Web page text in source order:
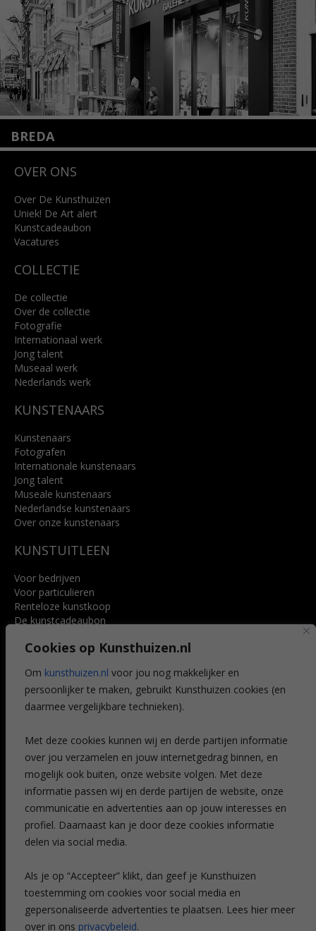
Cookies op Kunsthuizen.nl
Om kunsthuizen.nl voor jou nog makkelijker en
persoonlijker te maken, gebruikt Kunsthuizen cookies (en
daarmee vergelijkbare technieken).
Met deze cookies kunnen wij en derde partijen informatie
over jou verzamelen en jouw internetgedrag binnen, en
mogelijk ook buiten, onze website volgen. Met deze
informatie passen wij en derde partijen de website, onze
communicatie en advertenties aan op jouw interesses en
profiel. Daarnaast kan je door deze cookies informatie
delen via social media.
Als je op “Accepteer” klikt, dan geef je Kunsthuizen
toestemming om cookies voor social media en
gepersonaliseerde advertenties te plaatsen. Lees hier meer
over in ons privacybeleid.
Lees meer
BREDA
4818 SB Breda
info@kunsthuisbreda.nl
Lees meer
OVER ONS
Over De Kunsthuizen
Uniek! De Art alert
Kunstcadeaubon
Vacatures
COLLECTIE
De collectie
Over de collectie
Fotografie
Internationaal werk
Jong talent
Museaal werk
Nederlands werk
KUNSTENAARS
Kunstenaars
Fotografen
Internationale kunstenaars
Jong talent
Museale kunstenaars
Nederlandse kunstenaars
Over onze kunstenaars
KUNSTUITLEEN
Voor bedrijven
Voor particulieren
Renteloze kunstkoop
De kunstcadeaubon
Voordelen
Veelgestelde vragen
CONTACT
Leiden
Amsterdam
Breda
Favorieten
Mijn art alert
NIEUWSBRIEF